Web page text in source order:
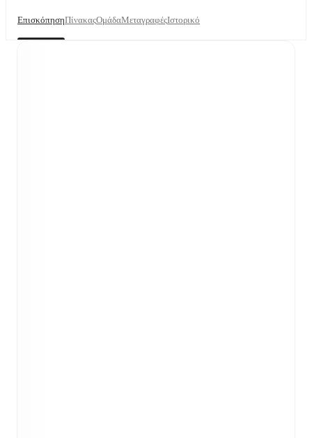
ΕπισκόπησηΠίνακαςΟμάδαΜεταγραφέςΙστορικό